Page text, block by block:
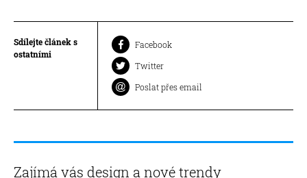
Sdílejte článek s
ostatními
Facebook
Twitter
Poslat přes email
Zajímá vás design a nové trendy